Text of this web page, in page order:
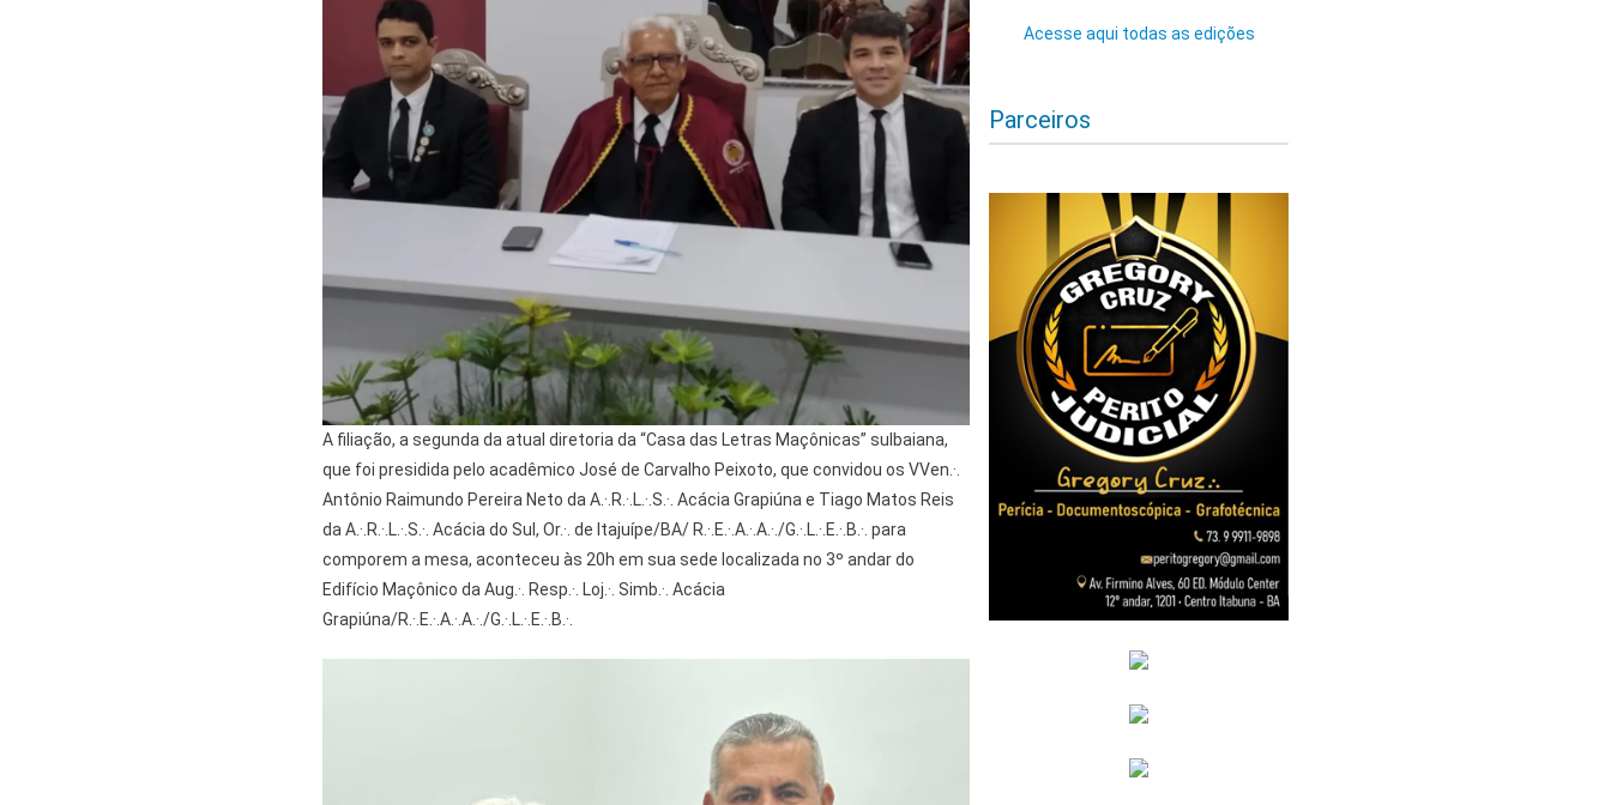
A filiação, a segunda da atual diretoria da “Casa das Letras Maçônicas” sulbaiana,
que foi presidida pelo acadêmico José de Carvalho Peixoto, que convidou os VVen.·.
Antônio Raimundo Pereira Neto da A.·.R.·.L.·.S.·. Acácia Grapiúna e Tiago Matos Reis
da A.·.R.·.L.·.S.·. Acácia do Sul, Or.·. de Itajuípe/BA/ R.·.E.·.A.·.A.·./G.·.L.·.E.·.B.·. para
comporem a mesa, aconteceu às 20h em sua sede localizada no 3º andar do
Edifício Maçônico da Aug.·. Resp.·. Loj.·. Simb.·. Acácia
Grapiúna/R.·.E.·.A.·.A.·./G.·.L.·.E.·.B.·.
Acesse aqui todas as edições
Parceiros